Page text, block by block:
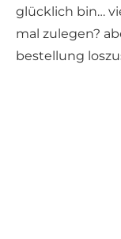
glücklich bin…
mal zulegen?
bestellung